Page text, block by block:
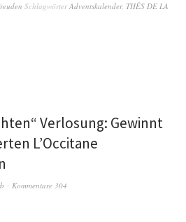
SchlagwörterAdventskalender, THÈS DE LA
Verlosung: Gewinnt
L’Occitane
Kommentare 304